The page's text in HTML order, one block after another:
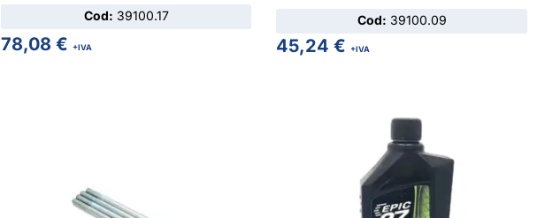
Cod: 39100.17
78,08 € +IVA
Cod: 39100.09
45,24€ +IVA